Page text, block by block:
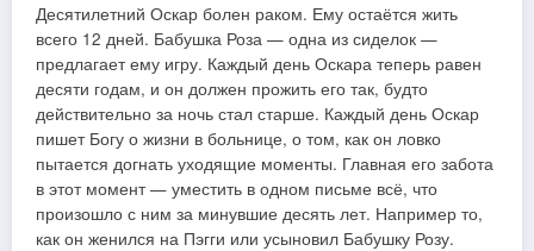
Десятилетний Оскар болен раком. Ему остаётся жить
всего 12 дней. Бабушка Роза — одна из сиделок —
предлагает ему игру. Каждый день Оскара теперь равен
десяти годам, и он должен прожить его так, будто
действительно за ночь стал старше. Каждый день Оскар
пишет Богу о жизни в больнице, о том, как он ловко
пытается догнать уходящие моменты. Главная его забота
в этот момент — уместить в одном письме всё, что
произошло с ним за минувшие десять лет. Например то,
как он женился на Пэгги или усыновил Бабушку Розу.